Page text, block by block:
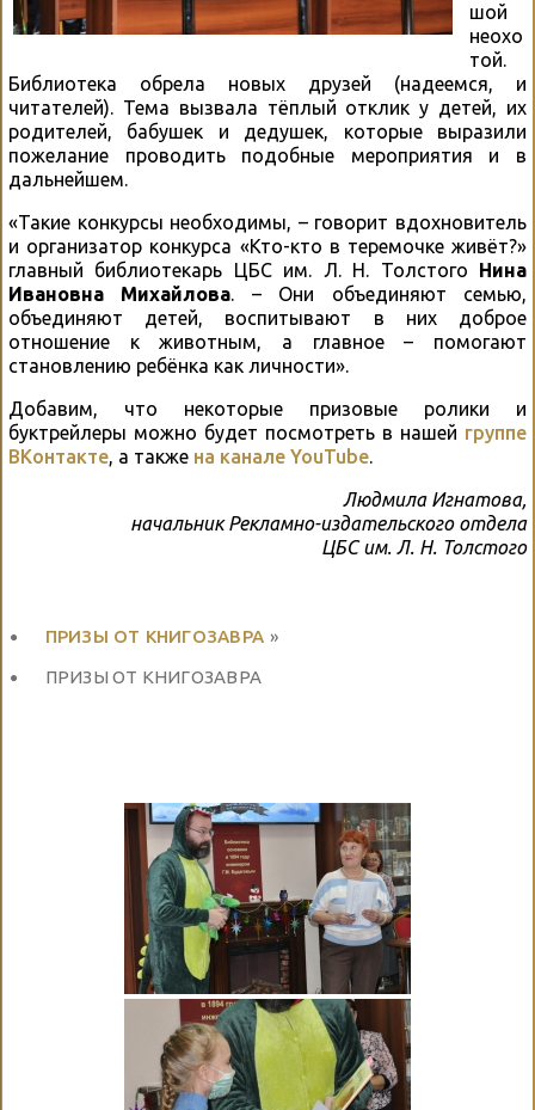
шой
неохо
той.
Библиотека обрела новых друзей (надеемся, и
читателей). Тема вызвала тёплый отклик у детей, их
родителей, бабушек и дедушек, которые выразили
пожелание проводить подобные мероприятия и в
дальнейшем.
«Такие конкурсы необходимы, – говорит вдохновитель
и организатор конкурса «Кто-кто в теремочке живёт?»
главный библиотекарь ЦБС им. Л. Н. Толстого Нина
Ивановна Михайлова. – Они объединяют семью,
объединяют детей, воспитывают в них доброе
отношение к животным, а главное – помогают
становлению ребёнка как личности».
Добавим, что некоторые призовые ролики и
буктрейлеры можно будет посмотреть в нашей группе
ВКонтакте, а также на канале YouTube.
Людмила Игнатова,
начальник Рекламно-издательского отдела
ЦБС им. Л. Н. Толстого
ПРИЗЫ ОТ КНИГОЗАВРА »
ПРИЗЫ ОТ КНИГОЗАВРА